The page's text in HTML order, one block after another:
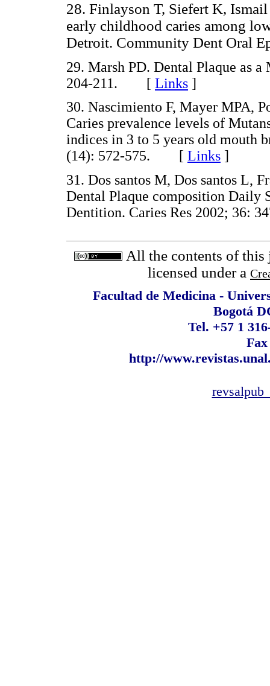
28. Finlayson T, Siefert K,
early childhood caries among
Detroit. Community Dent Oral
29. Marsh PD. Dental Plaque as
204-211. [ Links ]
30. Nascimiento F, Mayer MPA,
Caries prevalence levels of
indices in 3 to 5 years old mouth
(14): 572-575. [ Links ]
31. Dos santos M, Dos santos L,
Dental Plaque composition Daily
Dentition. Caries Res 2002;
All the contents of this
licensed under a
Facultad de Medicina -
Bogotá
Tel. +57 1
Fax
http://